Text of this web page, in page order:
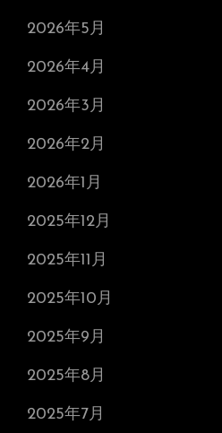
2026年5月
2026年4月
2026年3月
2026年2月
2026年1月
2025年12月
2025年11月
2025年10月
2025年9月
2025年8月
2025年7月